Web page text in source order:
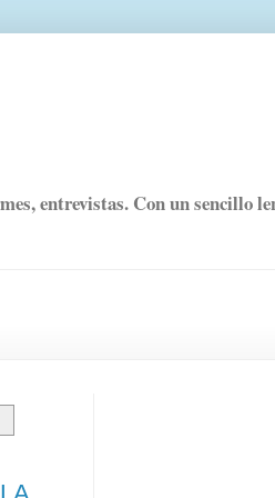
entrevistas. Con un sencillo